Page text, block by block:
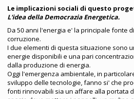
Le implicazioni sociali di questo
L'idea della Democrazia Energetica.
Da 50 anni l'energia e' la principale fonte
corruzione.
I due elementi di questa situazione sono
energie disponibili e una pari
dalla produzione di energia.
Oggi l'emergenza ambientale, in
sviluppo delle tecnologie, fanno si' che
fonti rinnovabili sia un affare alla portata